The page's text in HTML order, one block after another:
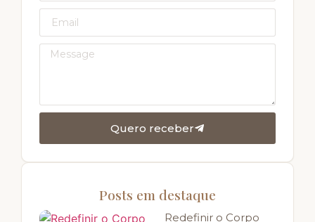
Quero receber
Posts em destaque
Redefinir o Corpo